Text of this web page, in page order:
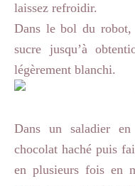
laissez refroidir.
Dans le bol du
sucre jusqu’à
légèrement blanchi.
Dans un saladier
chocolat haché puis
en plusieurs fois en